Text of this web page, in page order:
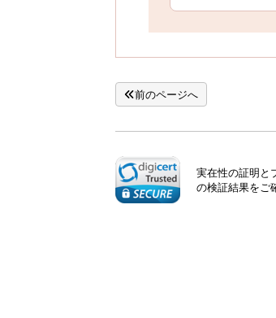
前のページへ
実在性の証明と
の検証結果をご